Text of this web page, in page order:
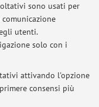
sono usati per
utenti.
solo con i
attivando l'opzione
consensi più
il tirocinio.